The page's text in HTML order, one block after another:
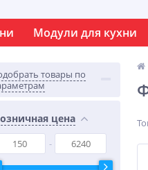
Модули для кухни
товары по
цена